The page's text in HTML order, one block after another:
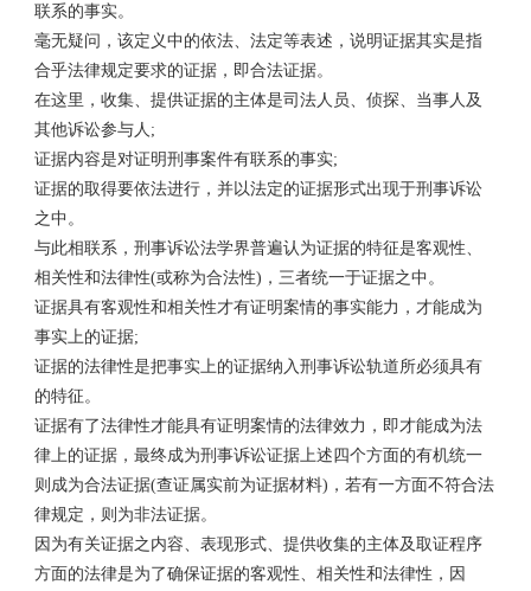
联系的事实。
毫无疑问，该定义中的依法、法定等表述，说明证据其实是指
合乎法律规定要求的证据，即合法证据。
在这里，收集、提供证据的主体是司法人员、侦探、当事人及
其他诉讼参与人;
证据内容是对证明刑事案件有联系的事实;
证据的取得要依法进行，并以法定的证据形式出现于刑事诉讼
之中。
与此相联系，刑事诉讼法学界普遍认为证据的特征是客观性、
相关性和法律性(或称为合法性)，三者统一于证据之中。
证据具有客观性和相关性才有证明案情的事实能力，才能成为
事实上的证据;
证据的法律性是把事实上的证据纳入刑事诉讼轨道所必须具有
的特征。
证据有了法律性才能具有证明案情的法律效力，即才能成为法
律上的证据，最终成为刑事诉讼证据上述四个方面的有机统一
则成为合法证据(查证属实前为证据材料)，若有一方面不符合法
律规定，则为非法证据。
因为有关证据之内容、表现形式、提供收集的主体及取证程序
方面的法律是为了确保证据的客观性、相关性和法律性，因